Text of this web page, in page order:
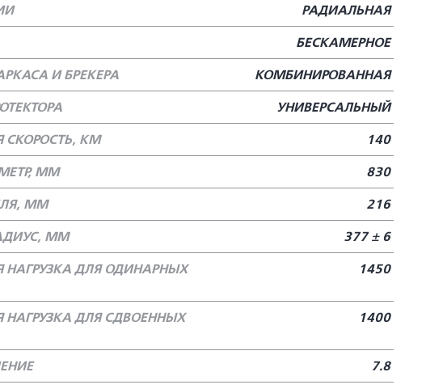
РАДИАЛЬНАЯ
БЕСКАМЕРНОЕ
И БРЕКЕРА
КОМБИНИРОВАННАЯ
УНИВЕРСАЛЬНЫЙ
КМ
140
ММ
830
ММ
216
ММ
377 ± 6
ДЛЯ ОДИНАРНЫХ
1450
ДЛЯ СДВОЕННЫХ
1400
7.8